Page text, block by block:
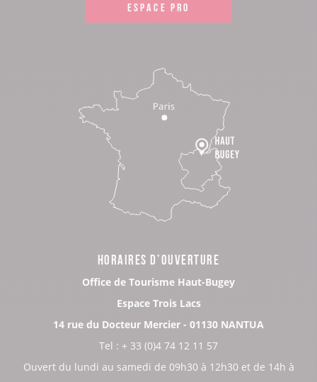
ESPACE PRO
HORAIRES D’OUVERTURE
Office de Tourisme Haut-Bugey
Espace Trois Lacs
14 rue du Docteur Mercier - 01130 NANTUA
Tel : + 33 (0)4 74 12 11 57
Ouvert du lundi au samedi de 09h30 à 12h30 et de 14h à